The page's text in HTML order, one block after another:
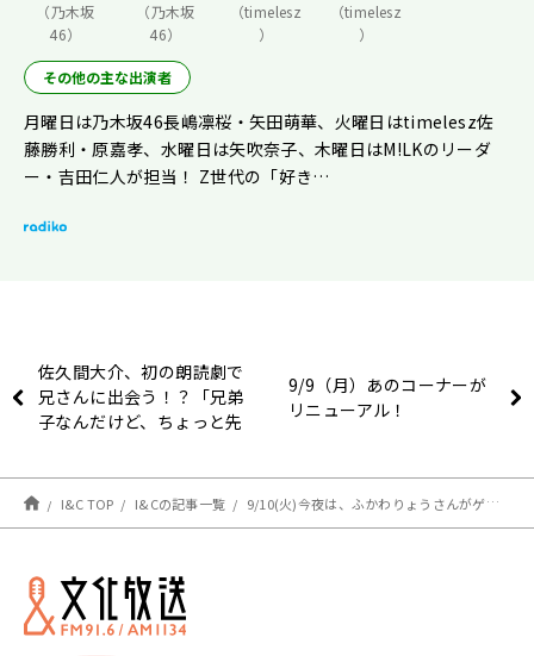
（乃木坂
46）
（乃木坂
46）
（timelesz
）
（timelesz
）
その他の主な出演者
月曜日は乃木坂46長嶋凛桜・矢田萌華、火曜日はtimelesz佐
藤勝利・原嘉孝、水曜日は矢吹奈子、木曜日はM!LKのリーダ
ー・吉田仁人が担当！ Z世代の「好き…
佐久間大介、初の朗読劇で
兄さんに出会う！？「兄弟
子なんだけど、ちょっと先
9/9（月）あのコーナーが
リニューアル！
I&C TOP I&Cの記事一覧 9/10(火)今夜は、ふかわりょうさんがゲストで生登場！【ハナコ秋山寛貴のレコメン！】